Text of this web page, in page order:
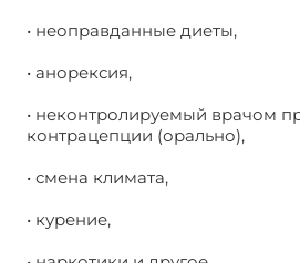
• неоправданные диеты,
• анорексия,
• неконтролируемый врачом
контрацепции (орально),
• смена климата,
• курение,